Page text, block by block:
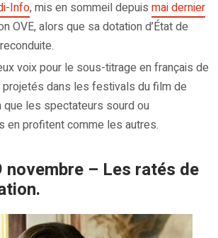
Info, mis en sommeil depuis mai dernier
OVE, alors que sa dotation d’État de
voix pour le sous-titrage en français de
dans les festivals du film de
que les spectateurs sourd ou
en profitent comme les autres.
novembre – Les ratés de